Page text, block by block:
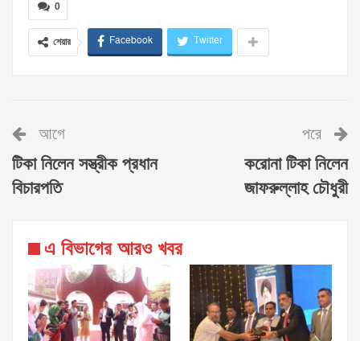
0
শেয়ার Facebook Twitter
আগে
টিকা নিলেন সস্ত্রীক প্রধান
বিচারপতি
পরে
করোনা টিকা নিলেন
জাফরুল্লাহ চৌধুরী
এ বিভাগের আরও খবর